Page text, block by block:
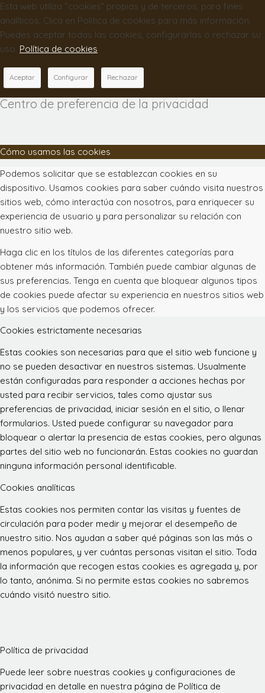
Esta web utiliza “cookies” propias y de terceros, para fines
analíticos. Clica en Política de cookies para más información.
Puedes aceptar todas las cookies, configurarlas o rechazar su
uso. Política de cookies
Aceptar Configurar Rechazar
Centro de preferencia de la privacidad
Cómo usamos las cookies
Podemos solicitar que se establezcan cookies en su
dispositivo. Usamos cookies para saber cuándo visita nuestros
sitios web, cómo interactúa con nosotros, para enriquecer su
experiencia de usuario y para personalizar su relación con
nuestro sitio web.
Haga clic en los títulos de las diferentes categorías para
obtener más información. También puede cambiar algunas de
sus preferencias. Tenga en cuenta que bloquear algunos tipos
de cookies puede afectar su experiencia en nuestros sitios web
y los servicios que podemos ofrecer.
Cookies estrictamente necesarias
Estas cookies son necesarias para que el sitio web funcione y
no se pueden desactivar en nuestros sistemas. Usualmente
están configuradas para responder a acciones hechas por
usted para recibir servicios, tales como ajustar sus
preferencias de privacidad, iniciar sesión en el sitio, o llenar
formularios. Usted puede configurar su navegador para
bloquear o alertar la presencia de estas cookies, pero algunas
partes del sitio web no funcionarán. Estas cookies no guardan
ninguna información personal identificable.
Cookies analíticas
Estas cookies nos permiten contar las visitas y fuentes de
circulación para poder medir y mejorar el desempeño de
nuestro sitio. Nos ayudan a saber qué páginas son las más o
menos populares, y ver cuántas personas visitan el sitio. Toda
la información que recogen estas cookies es agregada y, por
lo tanto, anónima. Si no permite estas cookies no sabremos
cuándo visitó nuestro sitio.
Política de privacidad
Puede leer sobre nuestras cookies y configuraciones de
privacidad en detalle en nuestra página de Política de